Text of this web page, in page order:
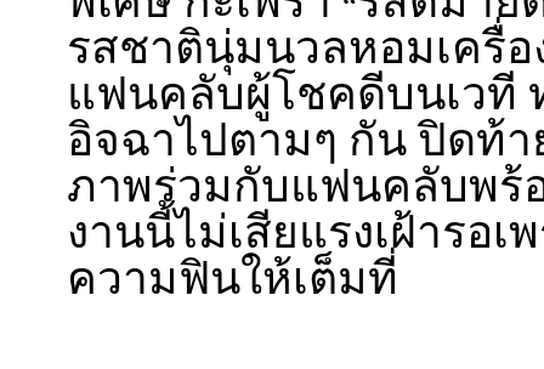
รสชาตินุ่มนวลหอมเครื่อ
แฟนคลับผู้โชคดีบนเวที
อิจฉาไปตามๆ กัน ปิดท้า
ภาพร่วมกับแฟนคลับพร้
งานนี้ไม่เสียแรงเฝ้ารอ
ความฟินให้เต็มที่